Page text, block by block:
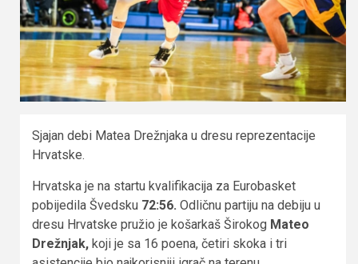
Sjajan debi Matea Drežnjaka u dresu reprezentacije
Hrvatske.
Hrvatska je na startu kvalifikacija za Eurobasket
pobijedila Švedsku 72:56. Odličnu partiju na debiju u
dresu Hrvatske pružio je košarkaš Širokog Mateo
Drežnjak, koji je sa 16 poena, četiri skoka i tri